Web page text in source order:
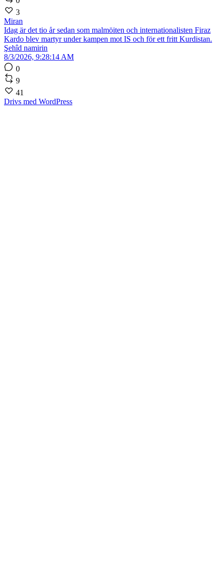
3
Miran
Idag är det tio år sedan som malmöiten och internationalisten Firaz
Kardo blev martyr under kampen mot IS och för ett fritt Kurdistan.
Şehîd namirin
8/3/2026, 9:28:14 AM
0
9
41
Drivs med WordPress